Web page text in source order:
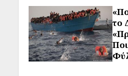
το